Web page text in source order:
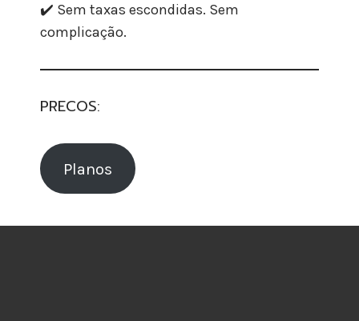
✔️ Sem taxas escondidas. Sem
complicação.
PRECOS:
Planos